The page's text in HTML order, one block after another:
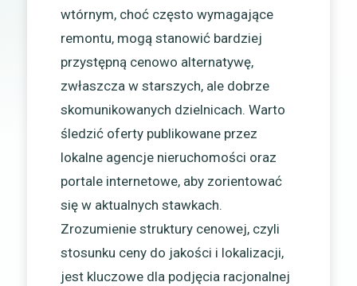
wtórnym, choć często wymagające
remontu, mogą stanowić bardziej
przystępną cenowo alternatywę,
zwłaszcza w starszych, ale dobrze
skomunikowanych dzielnicach. Warto
śledzić oferty publikowane przez
lokalne agencje nieruchomości oraz
portale internetowe, aby zorientować
się w aktualnych stawkach.
Zrozumienie struktury cenowej, czyli
stosunku ceny do jakości i lokalizacji,
jest kluczowe dla podjęcia racjonalnej